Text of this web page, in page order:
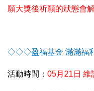
願大獎後祈願的狀態會
◇◇◇盈福基金 滿滿
活動時間： 05月21日